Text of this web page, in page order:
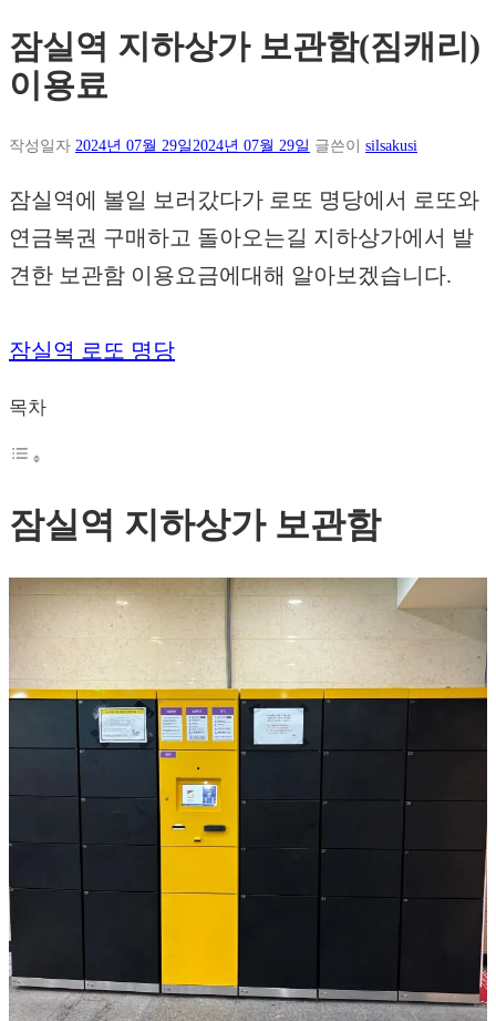
잠실역 지하상가 보관함(짐캐리)
이용료
작성일자 2024년 07월 29일2024년 07월 29일 글쓴이 silsakusi
잠실역에 볼일 보러갔다가 로또 명당에서 로또와
연금복권 구매하고 돌아오는길 지하상가에서 발
견한 보관함 이용요금에대해 알아보겠습니다.
잠실역 로또 명당
목차
잠실역 지하상가 보관함